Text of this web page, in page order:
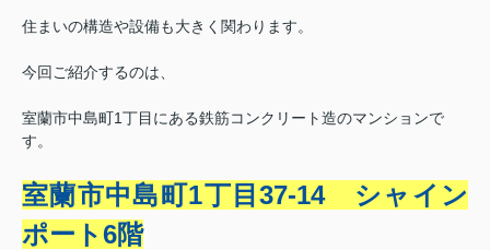
住まいの構造や設備も大きく関わります。
今回ご紹介するのは、
室蘭市中島町1丁目にある鉄筋コンクリート造のマンションで
す。
室蘭市中島町1丁目37-14 シャイン
ポート6階